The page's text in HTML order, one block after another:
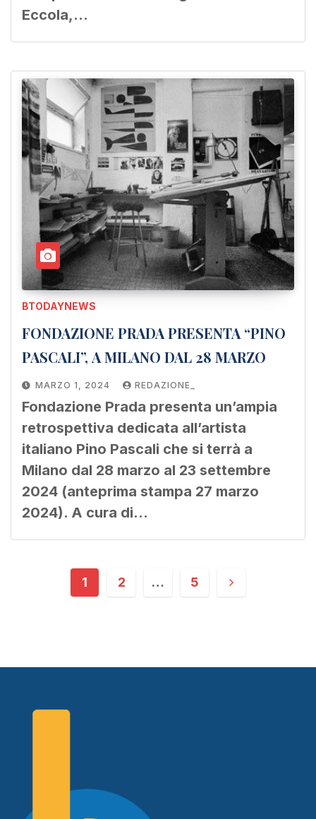
Eccola,…
BTODAYNEWS
FONDAZIONE PRADA PRESENTA “PINO
PASCALI”, A MILANO DAL 28 MARZO
MARZO 1, 2024 REDAZIONE_
Fondazione Prada presenta un’ampia
retrospettiva dedicata all’artista
italiano Pino Pascali che si terrà a
Milano dal 28 marzo al 23 settembre
2024 (anteprima stampa 27 marzo
2024). A cura di…
1 2 … 5